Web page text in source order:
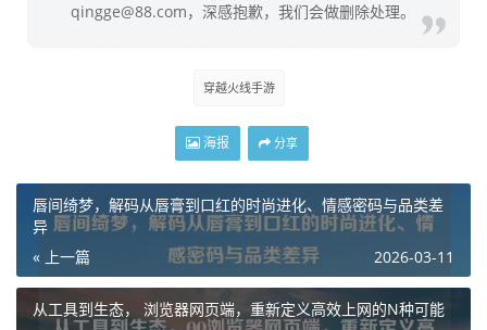
qingge@88.com，深感抱歉，我们会做删除处理。
穿越火线手游
海报 分享
唇间绮梦，解码从唇膏到口红的时尚进化、情感密码与品类差
异
« 上一篇
2026-03-11
从工具到生态， 浏览器网页端，重新定义高效上网的N种可能